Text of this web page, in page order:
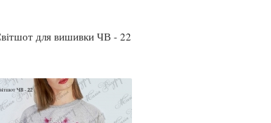
для вишивки ЧВ - 22